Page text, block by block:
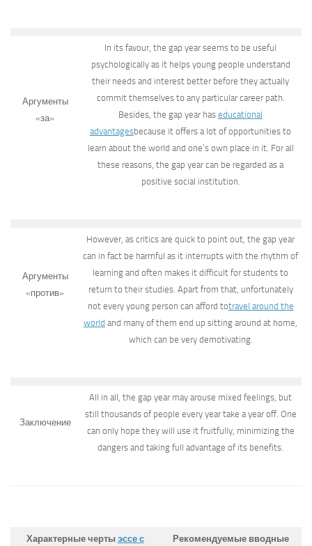
Аргументы
«за»
In its favour, the gap year seems to be useful
psychologically as it helps young people understand
their needs and interest better before they actually
commit themselves to any particular career path.
Besides, the gap year has educational
advantagesbecause it offers a lot of opportunities to
learn about the world and one’s own place in it. For all
these reasons, the gap year can be regarded as a
positive social institution.
Аргументы
«против»
However, as critics are quick to point out, the gap year
can in fact be harmful as it interrupts with the rhythm of
learning and often makes it difficult for students to
return to their studies. Apart from that, unfortunately
not every young person can afford totravel around the
world and many of them end up sitting around at home,
which can be very demotivating.
Заключение
All in all, the gap year may arouse mixed feelings, but
still thousands of people every year take a year off. One
can only hope they will use it fruitfully, minimizing the
dangers and taking full advantage of its benefits.
Характерные черты эссе с
Рекомендуемые вводные